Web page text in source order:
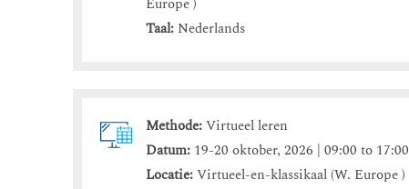
Europe )
Taal: Nederlands
Methode:Virtueel leren
Datum: 19-20 oktober, 2026 | 09:00 to 17:00
Locatie:Virtueel-en-klassikaal (W. Europe )